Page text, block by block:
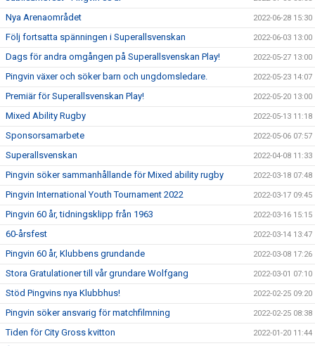
Nya Arenaområdet 2022-06-28 15:30
Följ fortsatta spänningen i Superallsvenskan 2022-06-03 13:00
Dags för andra omgången på Superallsvenskan Play! 2022-05-27 13:00
Pingvin växer och söker barn och ungdomsledare. 2022-05-23 14:07
Premiär för Superallsvenskan Play! 2022-05-20 13:00
Mixed Ability Rugby 2022-05-13 11:18
Sponsorsamarbete 2022-05-06 07:57
Superallsvenskan 2022-04-08 11:33
Pingvin söker sammanhållande för Mixed ability rugby 2022-03-18 07:48
Pingvin International Youth Tournament 2022 2022-03-17 09:45
Pingvin 60 år, tidningsklipp från 1963 2022-03-16 15:15
60-årsfest 2022-03-14 13:47
Pingvin 60 år, Klubbens grundande 2022-03-08 17:26
Stora Gratulationer till vår grundare Wolfgang 2022-03-01 07:10
Stöd Pingvins nya Klubbhus! 2022-02-25 09:20
Pingvin söker ansvarig för matchfilmning 2022-02-25 08:38
Tiden för City Gross kvitton 2022-01-20 11:44